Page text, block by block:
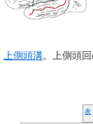
上側頭溝。上側頭
表